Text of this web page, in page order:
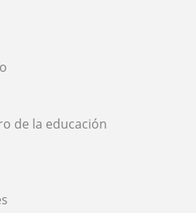
de la educación